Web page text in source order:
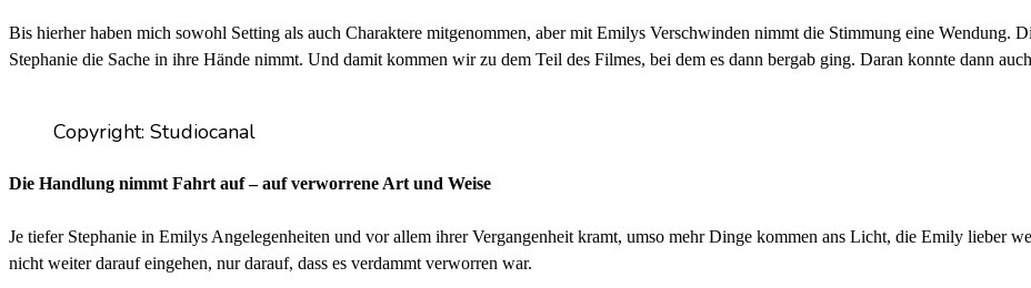
Bis hierher haben mich sowohl Setting als auch Charaktere mitgenommen, aber mit Emilys Verschwinden nimmt die Stimmung eine Wendung.
Stephanie die Sache in ihre Hände nimmt. Und damit kommen wir zu dem Teil des Filmes, bei dem es dann bergab ging. Daran konnte dann
Copyright: Studiocanal
Die Handlung nimmt Fahrt auf – auf verworrene Art und Weise
Je tiefer Stephanie in Emilys Angelegenheiten und vor allem ihrer Vergangenheit kramt, umso mehr Dinge kommen ans Licht, die Emily lieber
nicht weiter darauf eingehen, nur darauf, dass es verdammt verworren war.